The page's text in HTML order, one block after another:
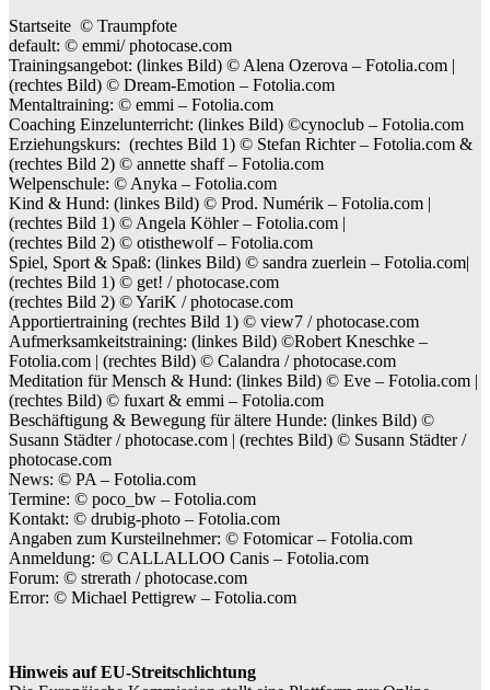
Startseite © Traumpfote
default: © emmi/ photocase.com
Trainingsangebot: (linkes Bild) © Alena Ozerova – Fotolia.com |
(rechtes Bild) © Dream-Emotion – Fotolia.com
Mentaltraining: © emmi – Fotolia.com
Coaching Einzelunterricht: (linkes Bild) ©cynoclub – Fotolia.com
Erziehungskurs: (rechtes Bild 1) © Stefan Richter – Fotolia.com &
(rechtes Bild 2) © annette shaff – Fotolia.com
Welpenschule: © Anyka – Fotolia.com
Kind & Hund: (linkes Bild) © Prod. Numérik – Fotolia.com |
(rechtes Bild 1) © Angela Köhler – Fotolia.com |
(rechtes Bild 2) © otisthewolf – Fotolia.com
Spiel, Sport & Spaß: (linkes Bild) © sandra zuerlein – Fotolia.com|
(rechtes Bild 1) © get! / photocase.com
(rechtes Bild 2) © YariK / photocase.com
Apportiertraining (rechtes Bild 1) © view7 / photocase.com
Aufmerksamkeitstraining: (linkes Bild) ©Robert Kneschke –
Fotolia.com | (rechtes Bild) © Calandra / photocase.com
Meditation für Mensch & Hund: (linkes Bild) © Eve – Fotolia.com |
(rechtes Bild) © fuxart & emmi – Fotolia.com
Beschäftigung & Bewegung für ältere Hunde: (linkes Bild) ©
Susann Städter / photocase.com | (rechtes Bild) © Susann Städter /
photocase.com
News: © PA – Fotolia.com
Termine: © poco_bw – Fotolia.com
Kontakt: © drubig-photo – Fotolia.com
Angaben zum Kursteilnehmer: © Fotomicar – Fotolia.com
Anmeldung: © CALLALLOO Canis – Fotolia.com
Forum: © strerath / photocase.com
Error: © Michael Pettigrew – Fotolia.com
Hinweis auf EU-Streitschlichtung